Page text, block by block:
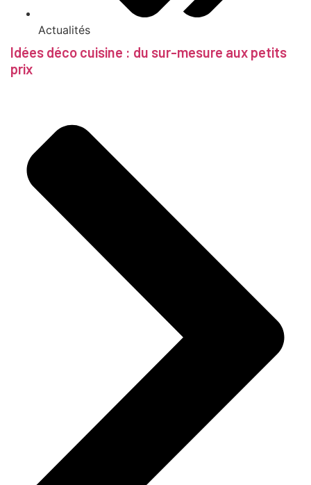
Actualités
Idées déco cuisine : du sur-mesure aux petits
prix